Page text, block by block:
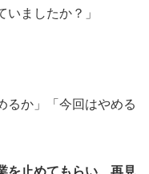
いましたか？」
るか」「今回はやめる